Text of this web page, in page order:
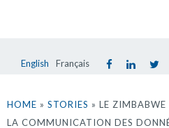
English Français
êtes
HOME » STORIES » LE ZIMBABWE
LA COMMUNICATION DES